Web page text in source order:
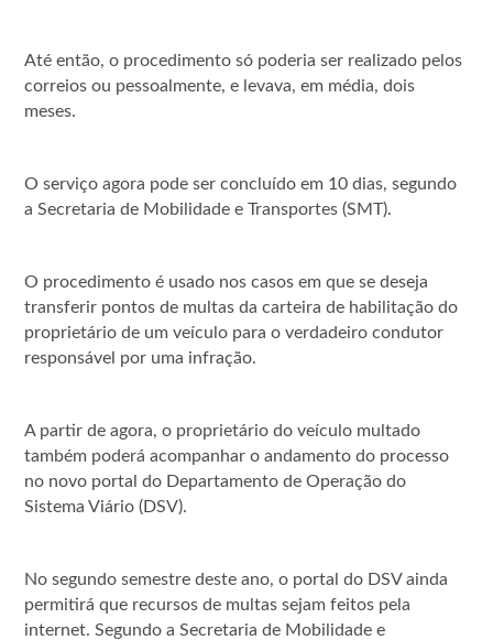
Até então, o procedimento só poderia ser realizado pelos
correios ou pessoalmente, e levava, em média, dois
meses.
O serviço agora pode ser concluído em 10 dias, segundo
a Secretaria de Mobilidade e Transportes (SMT).
O procedimento é usado nos casos em que se deseja
transferir pontos de multas da carteira de habilitação do
proprietário de um veículo para o verdadeiro condutor
responsável por uma infração.
A partir de agora, o proprietário do veículo multado
também poderá acompanhar o andamento do processo
no novo portal do Departamento de Operação do
Sistema Viário (DSV).
No segundo semestre deste ano, o portal do DSV ainda
permitirá que recursos de multas sejam feitos pela
internet. Segundo a Secretaria de Mobilidade e